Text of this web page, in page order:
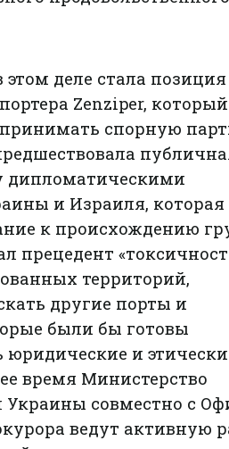
деле стала позиция
Zenziper,
спорную
дипломатическими
и Израиля, которая
к происхождению
прецедент
территорий,
другие порты и
были бы готовы
юридические и
время Министерство
Украины совместно с
ведут активную